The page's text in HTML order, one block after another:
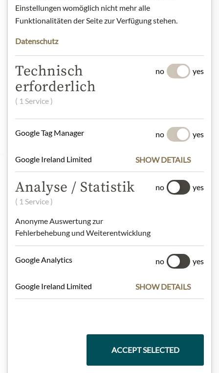
Čokolády
Vína
Marmelády
OPENING TIMES KONTAKT
Einstellungen womöglich nicht mehr alle
Funktionalitäten der Seite zur Verfügung stehen.
Datenschutz
Technisch
erforderlich
( 1 Service )
no yes
Google Tag Manager no yes
Google Ireland Limited SHOW DETAILS
Analyse / Statistik
( 1 Service )
Anonyme Auswertung zur
Fehlerbehebung und Weiterentwicklung
no yes
Google Analytics no yes
Google Ireland Limited SHOW DETAILS
ACCEPT SELECTED